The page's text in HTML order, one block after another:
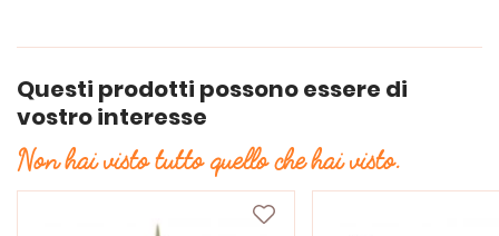
Questi prodotti possono essere di
vostro interesse
Non hai visto tutto quello che hai visto.